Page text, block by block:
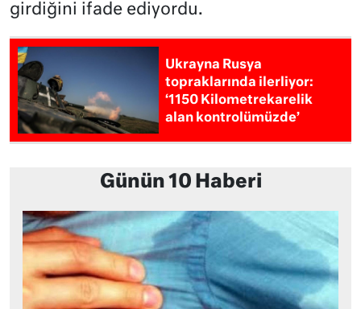
girdiğini ifade ediyordu.
Ukrayna Rusya
topraklarında ilerliyor:
‘1150 Kilometrekarelik
alan kontrolümüzde’
Günün 10 Haberi